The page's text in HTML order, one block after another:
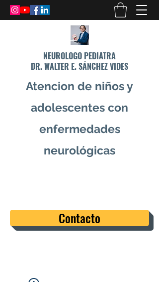
NEUROLOGO PEDIATRA
DR. WALTER E. SÁNCHEZ VIDES
Atencion de niños y
adolescentes con
enfermedades
neurológicas
Contacto